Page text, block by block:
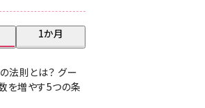
1か月
法則とは？ グー
を増やす5つの条